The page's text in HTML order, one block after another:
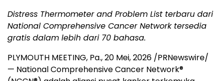
Distress Thermometer and Problem List terbaru dari
National Comprehensive Cancer Network tersedia
gratis dalam lebih dari 70 bahasa.
PLYMOUTH MEETING, Pa.,20 Mei, 2026 /PRNewswire/
— National Comprehensive Cancer Network®